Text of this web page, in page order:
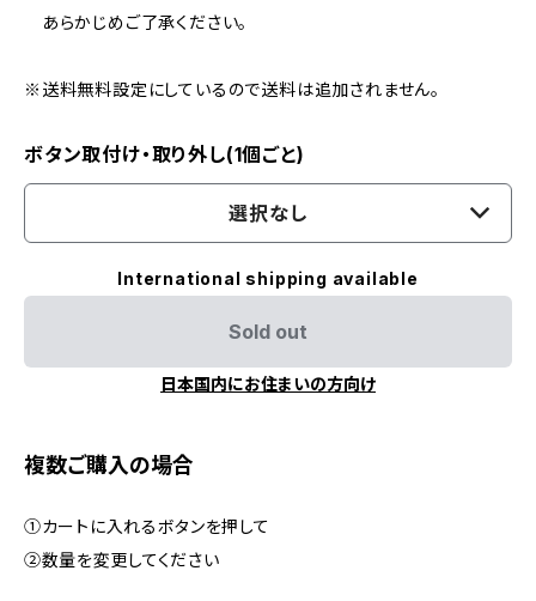
あらかじめご了承ください。
※送料無料設定にしているので送料は追加されません。
ボタン取付け・取り外し(1個ごと)
選択なし
International shipping available
Sold out
日本国内にお住まいの方向け
複数ご購入の場合
①カートに入れるボタンを押して
②数量を変更してください